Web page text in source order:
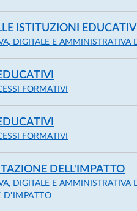
ISTITUZIONI
DIGITALE E AMMINISTRATIVA
FORMATIVI
FORMATIVI
DELL'IMPATTO
DIGITALE E AMMINISTRATIVA
D'IMPATTO